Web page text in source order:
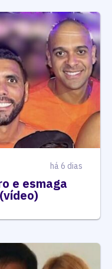
há 6 dias
e esmaga